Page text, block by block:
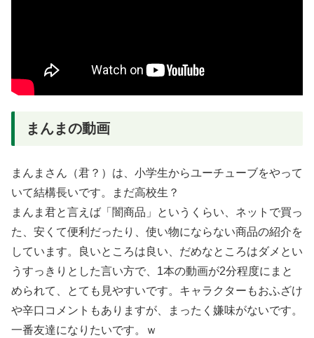
まんまの動画
まんまさん（君？）は、小学生からユーチューブをやって
いて結構長いです。まだ高校生？
まんま君と言えば「闇商品」というくらい、ネットで買っ
た、安くて便利だったり、使い物にならない商品の紹介を
しています。良いところは良い、だめなところはダメとい
うすっきりとした言い方で、1本の動画が2分程度にまと
められて、とても見やすいです。キャラクターもおふざけ
や辛口コメントもありますが、まったく嫌味がないです。
一番友達になりたいです。ｗ